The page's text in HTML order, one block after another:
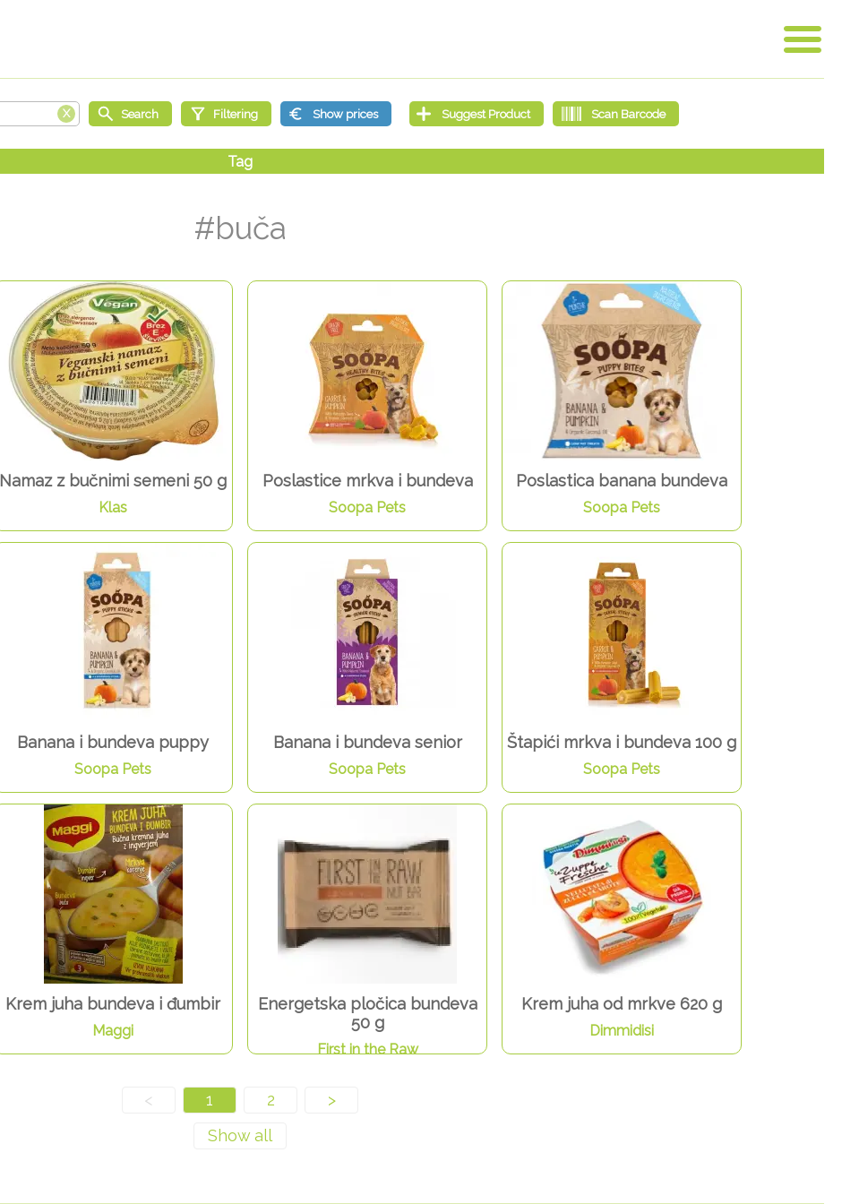
#buča
Namaz z bučnimi semeni 50 g
Klas
Poslastice mrkva i bundeva
Soopa Pets
Poslastica banana bundeva
Soopa Pets
Banana i bundeva puppy
Soopa Pets
Banana i bundeva senior
Soopa Pets
Štapići mrkva i bundeva 100 g
Soopa Pets
Krem juha bundeva i đumbir
Maggi
Energetska pločica bundeva
50 g
First in the Raw
Krem juha od mrkve 620 g
Dimmidisi
< 1 2 >